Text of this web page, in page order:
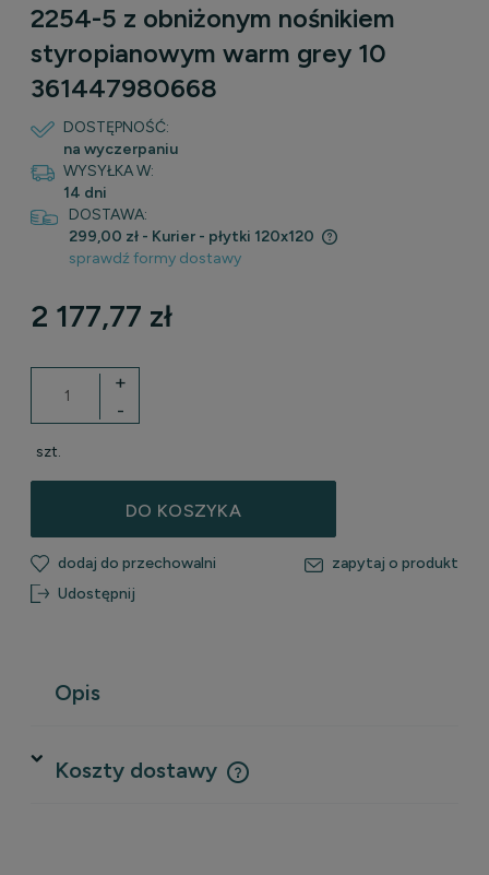
2254-5 z obniżonym nośnikiem
styropianowym warm grey 10
361447980668
DOSTĘPNOŚĆ:
na wyczerpaniu
WYSYŁKA W:
14 dni
DOSTAWA:
299,00 zł - Kurier - płytki 120x120
Cena nie zawiera ewentualnych kosztów płatności
sprawdź formy dostawy
2 177,77 zł
-
+
szt.
DO KOSZYKA
dodaj do przechowalni
zapytaj o produkt
Udostępnij
Opis
Koszty dostawy
Cena nie zawiera ewentualnych kosztów płatności